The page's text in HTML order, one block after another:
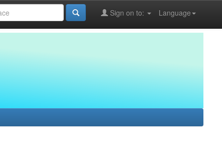
Language
Sign on to: